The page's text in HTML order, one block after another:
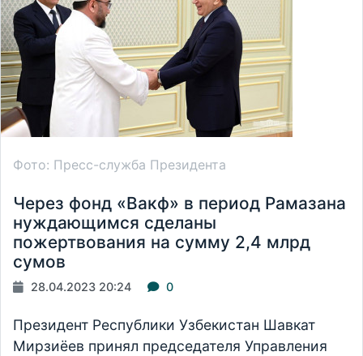
Фото: Пресс-служба Президента
Через фонд «Вакф» в период Рамазана
нуждающимся сделаны
пожертвования на сумму 2,4 млрд
сумов
28.04.2023 20:24 0
Президент Республики Узбекистан Шавкат
Мирзиёев принял председателя Управления